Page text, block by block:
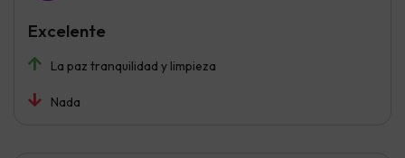
La paz tranquilidad y limpieza
Nada
Excelente